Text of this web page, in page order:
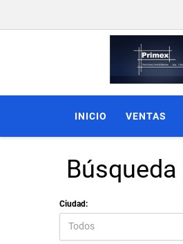
INICIO VENTAS
Búsqueda
Ciudad:
Todos